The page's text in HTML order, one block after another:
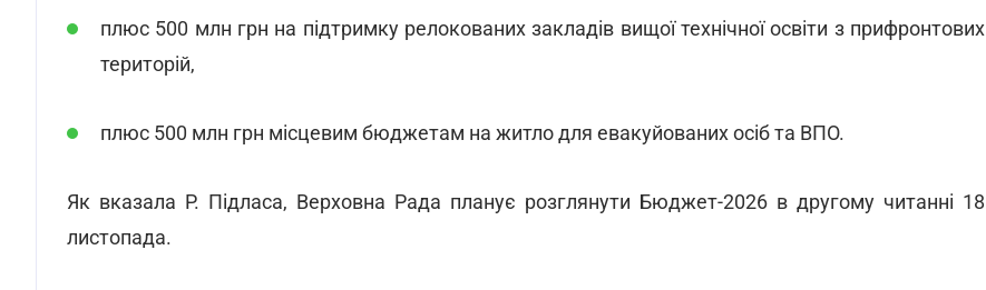
плюс 500 млн грн на підтримку релокованих закладів вищої технічної освіти з прифронтових
територій,
плюс 500 млн грн місцевим бюджетам на житло для евакуйованих осіб та ВПО.
Як вказала Р. Підласа, Верховна Рада планує розглянути Бюджет-2026 в другому читанні 18
листопада.